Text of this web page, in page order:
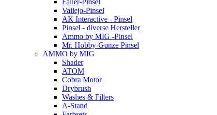
Faller-Pinsel
Vallejo-Pinsel
AK Interactive - Pinsel
Pinsel - diverse Hersteller
Ammo by MIG -Pinsel
Mr. Hobby-Gunze Pinsel
AMMO by MIG
Shader
ATOM
Cobra Motor
Drybrush
Washes & Filters
A-Stand